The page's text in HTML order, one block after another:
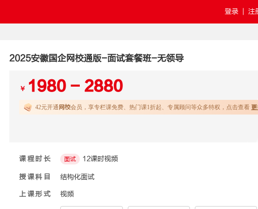
登录 注
2025安徽国企网校通版-面试套餐班-无领导
￥ 1980 - 2880
42元开通 网校会员，享专栏课免费、热门课1折起、专属顾问等众多特权，点击查看
课程时长 面试 12课时视频
授课科目 结构化面试
上课形式 视频